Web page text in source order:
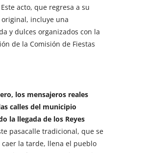
Este acto, que regresa a su
incluye una
y dulces organizados con la
de la Comisión de Fiestas
los mensajeros reales
calles del municipio
la llegada de los Reyes
pasacalle tradicional, que se
caer la tarde, llena el pueblo